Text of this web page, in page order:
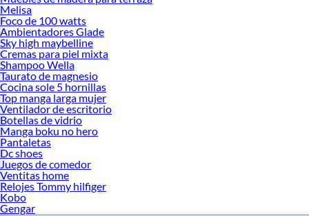
Melisa
Foco de 100 watts
Ambientadores Glade
Sky high maybelline
Cremas para piel mixta
Shampoo Wella
Taurato de magnesio
Cocina sole 5 hornillas
Top manga larga mujer
Ventilador de escritorio
Botellas de vidrio
Manga boku no hero
Pantaletas
Dc shoes
Juegos de comedor
Ventitas home
Relojes Tommy hilfiger
Kobo
Gengar